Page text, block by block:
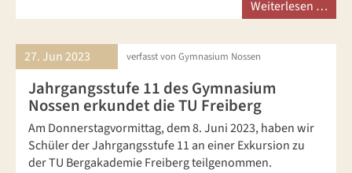
Weiterlesen …
27. Jun2023 verfasst von Gymnasium Nossen
Jahrgangsstufe 11 des Gymnasium
Nossen erkundet die TU Freiberg
Am Donnerstagvormittag, dem 8. Juni 2023, haben wir
Schüler der Jahrgangsstufe 11 an einer Exkursion zu
der TU Bergakademie Freiberg teilgenommen.